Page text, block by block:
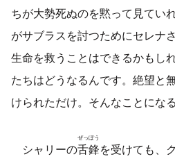
ちが大勢死ぬのを黙って見て
がサブラスを討つためにセレナ
生命を救うことはできるかもし
たちはどうなるんです。絶望と
けられただけ。そんなことにな
シャリーの舌鋒
ぜっぽう
を受けても、